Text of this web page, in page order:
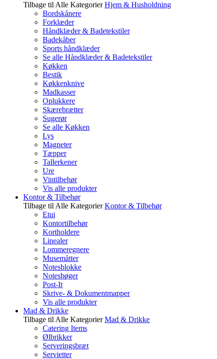
Tilbage til Alle Kategorier Hjem & Husholdning
Bordskånere
Forklæder
Håndklæder & Badetekstiler
Badekåber
Sports håndklæder
Se alle Håndklæder & Badetekstiler
Køkken
Bestik
Køkkenknive
Madkasser
Oplukkere
Skærebrætter
Sugerør
Se alle Køkken
Lys
Magneter
Tæpper
Tallerkener
Ure
Vintilbehør
Vis alle produkter
Kontor & Tilbehør
Tilbage til Alle Kategorier Kontor & Tilbehør
Etui
Kontortilbehør
Kortholdere
Linealer
Lommeregnere
Musemåtter
Notesblokke
Notesbøger
Post-It
Skrive- & Dokumentmapper
Vis alle produkter
Mad & Drikke
Tilbage til Alle Kategorier Mad & Drikke
Catering Items
Ølbrikker
Serveringsbræt
Servietter